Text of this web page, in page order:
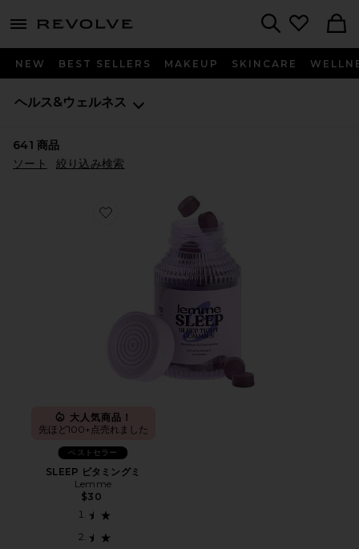
menu - shows more content
NEW BEST SELLERS MAKEUP SKINCARE
ヘルス&ウェルネス
641 商品
ソート
絞り込み検索
Favorite SLEEP ビタミングミ
大人気商品！
先ほど100+点売れました
ベストセラー
SLEEP ビタミングミ
Lemme
$30